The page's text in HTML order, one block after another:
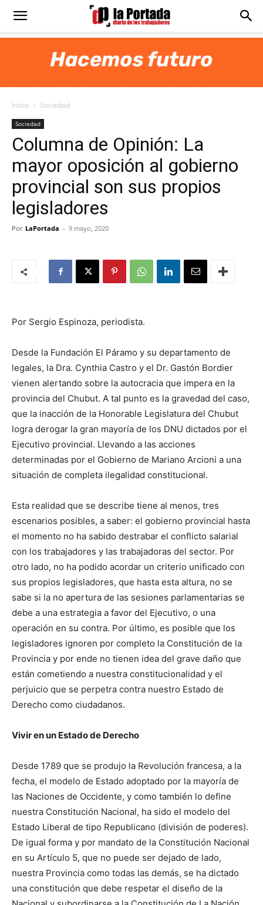
Diario
Portada
Inicio Sociedad
Sociedad
Columna de Opinión: La
mayor oposición al gobierno
provincial son sus propios
legisladores
Por LaPortada - 9 mayo, 2020
Por Sergio Espinoza, periodista.
Desde la Fundación El Páramo y su departamento de
legales, la Dra. Cynthia Castro y el Dr. Gastón Bordier
vienen alertando sobre la autocracia que impera en la
provincia del Chubut. A tal punto es la gravedad del caso,
que la inacción de la Honorable Legislatura del Chubut
logra derogar la gran mayoría de los DNU dictados por el
Ejecutivo provincial. Llevando a las acciones
determinadas por el Gobierno de Mariano Arcioni a una
situación de completa ilegalidad constitucional.
Esta realidad que se describe tiene al menos, tres
escenarios posibles, a saber: el gobierno provincial hasta
el momento no ha sabido destrabar el conflicto salarial
con los trabajadores y las trabajadoras del sector. Por
otro lado, no ha podido acordar un criterio unificado con
sus propios legisladores, que hasta esta altura, no se
sabe si la no apertura de las sesiones parlamentarias se
debe a una estrategia a favor del Ejecutivo, o una
operación en su contra. Por último, es posible que los
legisladores ignoren por completo la Constitución de la
Provincia y por ende no tienen idea del grave daño que
están cometiendo a nuestra constitucionalidad y el
perjuicio que se perpetra contra nuestro Estado de
Derecho como ciudadanos.
Vivir en un Estado de Derecho
Desde 1789 que se produjo la Revolución francesa, a la
fecha, el modelo de Estado adoptado por la mayoría de
las Naciones de Occidente, y como también lo define
nuestra Constitución Nacional, ha sido el modelo del
Estado Liberal de tipo Republicano (división de poderes).
De igual forma y por mandato de la Constitución Nacional
en su Artículo 5, que no puede ser dejado de lado,
nuestra Provincia como todas las demás, se ha dictado
una constitución que debe respetar el diseño de la